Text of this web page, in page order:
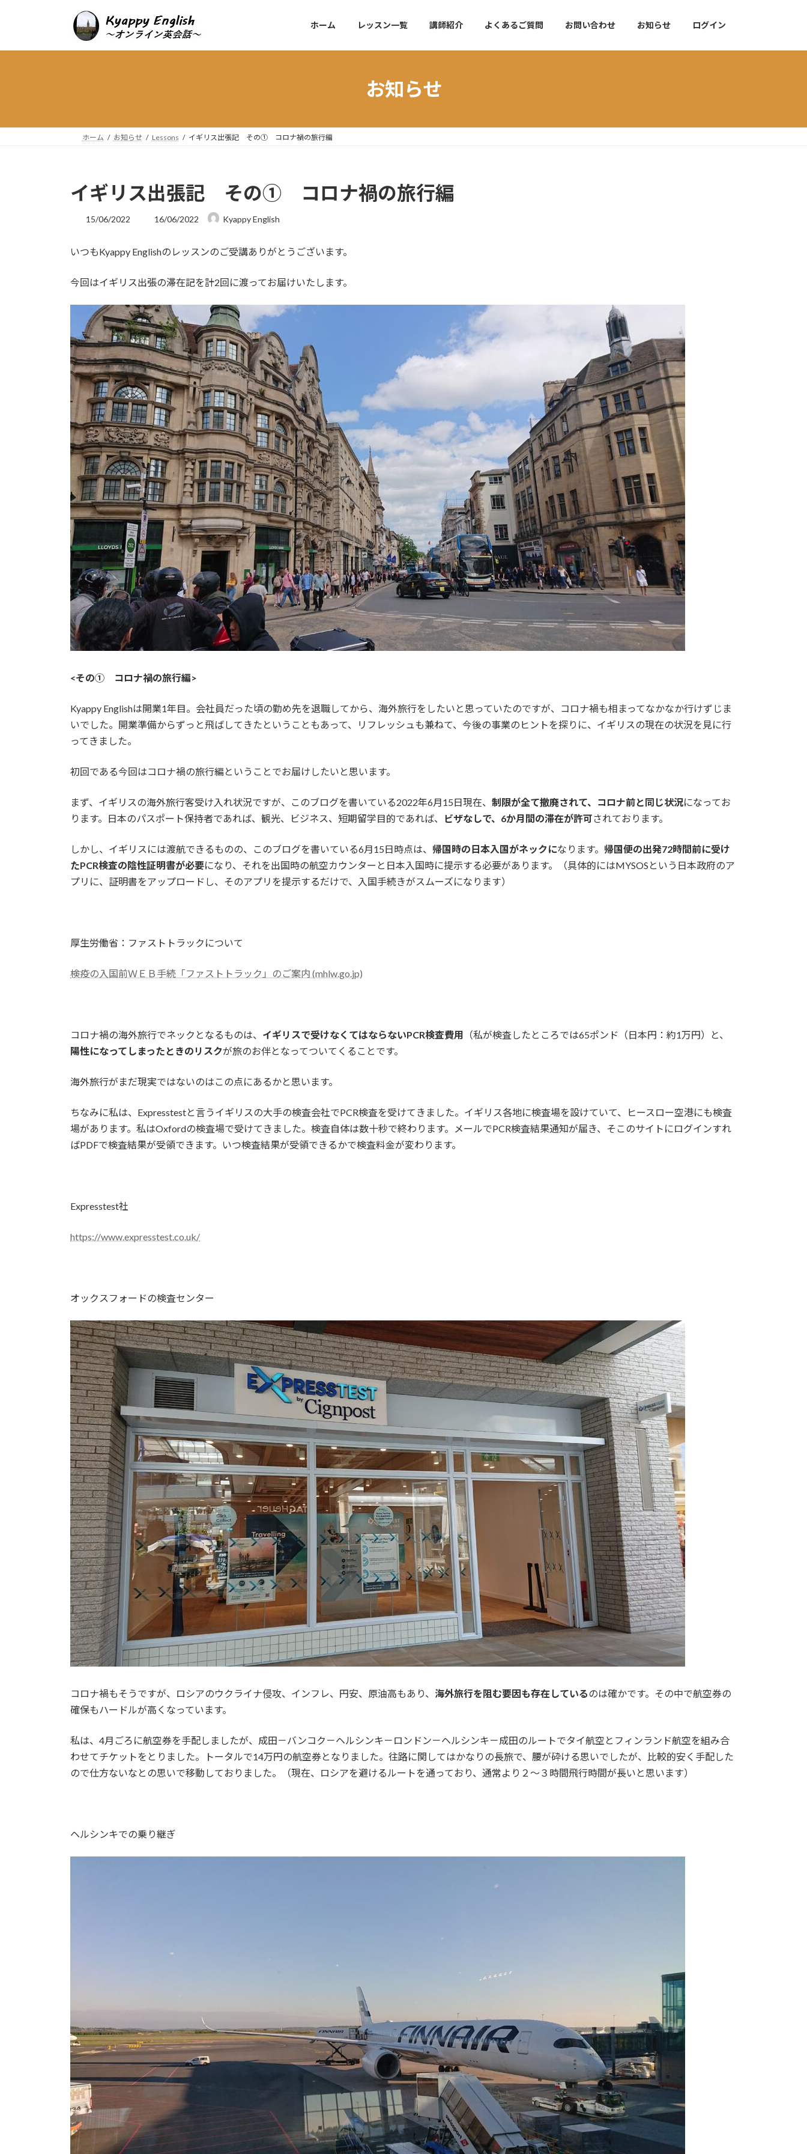
ン
ー
ホーム レッスン一覧 講師紹介 よくあるご質問 お問い合わせ お知らせ ログイン
お知らせ
ホーム お知らせ Lessons イギリス出張記 その① コロナ禍の旅行編
イギリス出張記 その① コロナ禍の旅行編
15/06/2022
最
新
時
:
16/06/2022 Kyappy English
いつもKyappy Englishのレッスンのご受講ありがとうございます。
今回はイギリス出張の滞在記を計2回に渡ってお届けいたします。
<その① コロナ禍の旅行編>
Kyappy Englishは開業1年目。会社員だった頃の勤め先を退職してから、海外旅行をしたいと思っていたのですが、コロナ禍も相まってなかなか行けずじま
いでした。開業準備からずっと飛ばしてきたということもあって、リフレッシュも兼ねて、今後の事業のヒントを探りに、イギリスの現在の状況を見に行
ってきました。
初回である今回はコロナ禍の旅行編ということでお届けしたいと思います。
まず、イギリスの海外旅行客受け入れ状況ですが、このブログを書いている2022年6月15日現在、 制限が全て撤廃されて、コロナ前と同じ状況になってお
ります。日本のパスポート保持者であれば、観光、ビジネス、短期留学目的であれば、
ビザなしで、6か月間の滞在が許可されております。
しかし、イギリスには渡航できるものの、このブログを書いている6月15日時点は、 帰国時の日本入国がネックになります。 帰国便の出発72時間前に受け
たPCR検査の陰性証明書が必要になり、それを出国時の航空カウンターと日本入国時に提示する必要があります。（具体的にはMYSOSという日本政府のア
プリに、証明書をアップロードし、そのアプリを提示するだけで、入国手続きがスムーズになります）
厚生労働省：ファストトラックについて
検疫の入国前ＷＥＢ手続「ファストトラック」のご案内 (mhlw.go.jp)
コロナ禍の海外旅行でネックとなるものは、 イギリスで受けなくてはならないPCR検査費用
（私が検査したところでは65ポンド（日本円：約1万円）と、
陽性になってしまったときのリスクが旅のお伴となってついてくることです。
海外旅行がまだ現実ではないのはこの点にあるかと思います。
ちなみに私は、Expresstestと言うイギリスの大手の検査会社でPCR検査を受けてきました。イギリス各地に検査場を設けていて、ヒースロー空港にも検査
場があります。私はOxfordの検査場で受けてきました。検査自体は数十秒で終わります。メールでPCR検査結果通知が届き、そこのサイトにログインすれ
ばPDFで検査結果が受領できます。いつ検査結果が受領できるかで検査料金が変わります。
Expresstest社
https://www.expresstest.co.uk/
オックスフォードの検査センター
コロナ禍もそうですが、ロシアのウクライナ侵攻、インフレ、円安、原油高もあり、 海外旅行を阻む要因も存在しているのは確かです。その中で航空券の
確保もハードルが高くなっています。
私は、4月ごろに航空券を手配しましたが、成田－バンコク－ヘルシンキ－ロンドン－ヘルシンキ－成田のルートでタイ航空とフィンランド航空を組み合
わせてチケットをとりました。トータルで14万円の航空券となりました。往路に関してはかなりの長旅で、腰が砕ける思いでしたが、比較的安く手配した
ので仕方ないなとの思いで移動しておりました。（現在、ロシアを避けるルートを通っており、通常より２～３時間飛行時間が長いと思います）
ヘルシンキでの乗り継ぎ